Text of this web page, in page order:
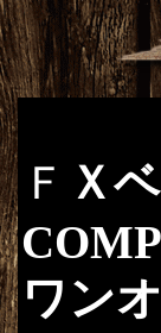
Ｆ Ｘベ
COMP
ワン